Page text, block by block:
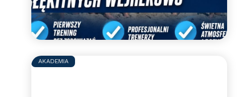
Czytaj więcej >>
AKADEMIA